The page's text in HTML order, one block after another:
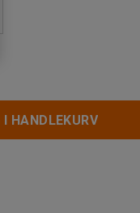
I HANDLEKURV